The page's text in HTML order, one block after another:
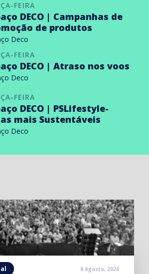
FEIRA
DECO | Campanhas de
de produtos
Deco
FEIRA
DECO | Atraso nos voos
Deco
FEIRA
DECO | PSLifestyle-
mais Sustentáveis
Deco
8 Agosto, 2026